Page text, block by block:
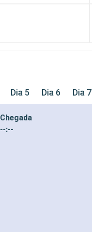
Dia 5 Dia 6 Dia 7
Chegada
--:--